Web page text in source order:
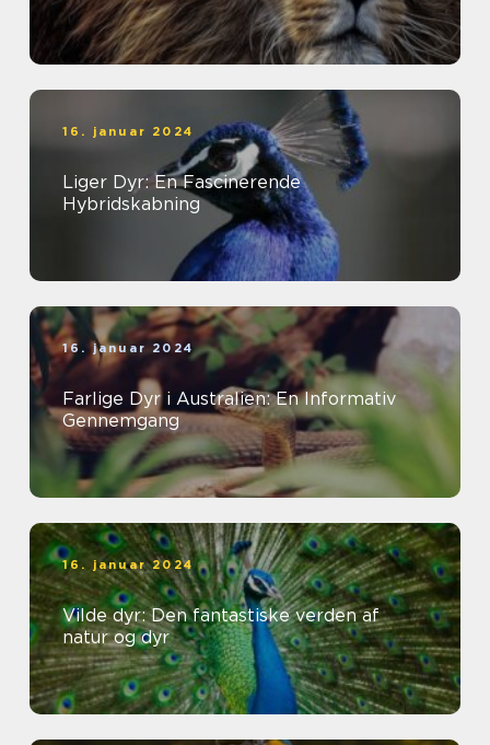
16. januar 2024
Liger Dyr: En Fascinerende
Hybridskabning
16. januar 2024
Farlige Dyr i Australien: En Informativ
Gennemgang
16. januar 2024
Vilde dyr: Den fantastiske verden af
natur og dyr